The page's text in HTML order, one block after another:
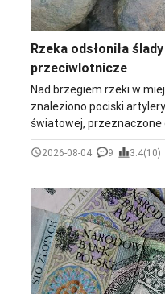
Rzeka odsłoniła
przeciwlotnicze
Nad brzegiem rzeki w
znaleziono pociski
światowej,
powietrzu. Na miejsce
zabezpieczył znalezisko.
2026-08-04 9 3.4(10)